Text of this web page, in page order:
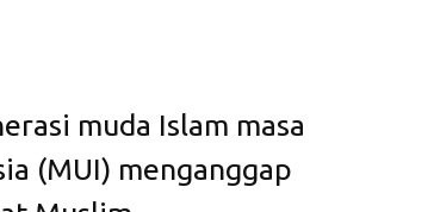
muda Islam masa
(MUI) menganggap